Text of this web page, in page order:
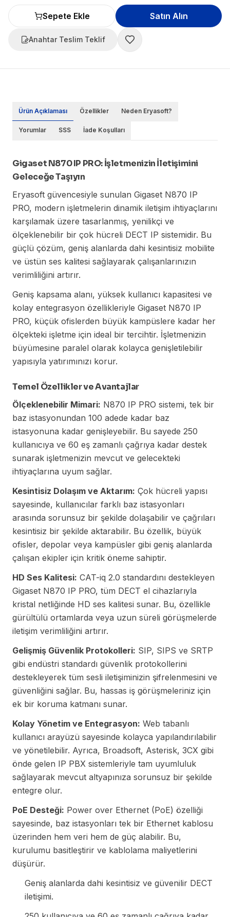
Sepete Ekle Satın Alın
Anahtar Teslim Teklif
Ürün Açıklaması Özellikler Neden Eryasoft?
Yorumlar SSS İade Koşulları
Gigaset N870 IP PRO: İşletmenizin İletişimini
Geleceğe Taşıyın
Eryasoft güvencesiyle sunulan Gigaset N870 IP
PRO, modern işletmelerin dinamik iletişim ihtiyaçlarını
karşılamak üzere tasarlanmış, yenilikçi ve
ölçeklenebilir bir çok hücreli DECT IP sistemidir. Bu
güçlü çözüm, geniş alanlarda dahi kesintisiz mobilite
ve üstün ses kalitesi sağlayarak çalışanlarınızın
verimliliğini artırır.
Geniş kapsama alanı, yüksek kullanıcı kapasitesi ve
kolay entegrasyon özellikleriyle Gigaset N870 IP
PRO, küçük ofislerden büyük kampüslere kadar her
ölçekteki işletme için ideal bir tercihtir. İşletmenizin
büyümesine paralel olarak kolayca genişletilebilir
yapısıyla yatırımınızı korur.
Temel Özellikler ve Avantajlar
Ölçeklenebilir Mimari: N870 IP PRO sistemi, tek bir
baz istasyonundan 100 adede kadar baz
istasyonuna kadar genişleyebilir. Bu sayede 250
kullanıcıya ve 60 eş zamanlı çağrıya kadar destek
sunarak işletmenizin mevcut ve gelecekteki
ihtiyaçlarına uyum sağlar.
Kesintisiz Dolaşım ve Aktarım: Çok hücreli yapısı
sayesinde, kullanıcılar farklı baz istasyonları
arasında sorunsuz bir şekilde dolaşabilir ve çağrıları
kesintisiz bir şekilde aktarabilir. Bu özellik, büyük
ofisler, depolar veya kampüsler gibi geniş alanlarda
çalışan ekipler için kritik öneme sahiptir.
HD Ses Kalitesi: CAT-iq 2.0 standardını destekleyen
Gigaset N870 IP PRO, tüm DECT el cihazlarıyla
kristal netliğinde HD ses kalitesi sunar. Bu, özellikle
gürültülü ortamlarda veya uzun süreli görüşmelerde
iletişim verimliliğini artırır.
Gelişmiş Güvenlik Protokolleri: SIP, SIPS ve SRTP
gibi endüstri standardı güvenlik protokollerini
destekleyerek tüm sesli iletişiminizin şifrelenmesini ve
güvenliğini sağlar. Bu, hassas iş görüşmeleriniz için
ek bir koruma katmanı sunar.
Kolay Yönetim ve Entegrasyon: Web tabanlı
kullanıcı arayüzü sayesinde kolayca yapılandırılabilir
ve yönetilebilir. Ayrıca, Broadsoft, Asterisk, 3CX gibi
önde gelen IP PBX sistemleriyle tam uyumluluk
sağlayarak mevcut altyapınıza sorunsuz bir şekilde
entegre olur.
PoE Desteği: Power over Ethernet (PoE) özelliği
sayesinde, baz istasyonları tek bir Ethernet kablosu
üzerinden hem veri hem de güç alabilir. Bu,
kurulumu basitleştirir ve kablolama maliyetlerini
düşürür.
Geniş alanlarda dahi kesintisiz ve güvenilir DECT
iletişimi.